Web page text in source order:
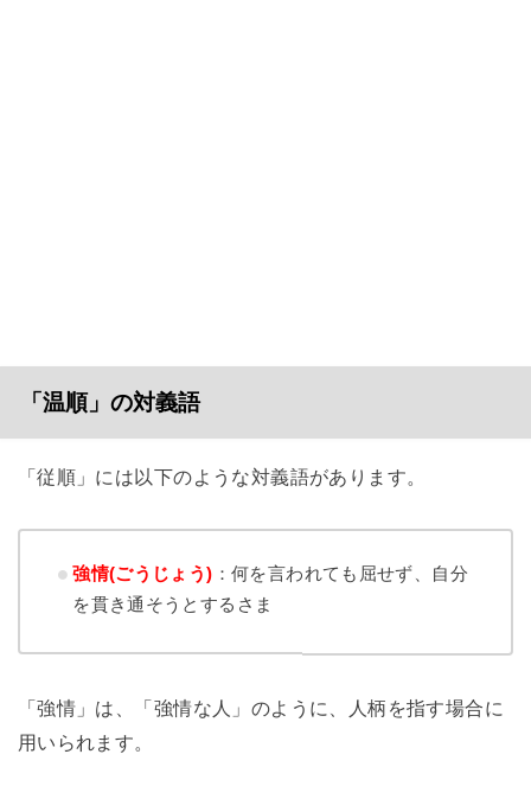
「温順」の対義語
「従順」には以下のような対義語があります。
強情(ごうじょう) ：何を言われても屈せず、自分
を貫き通そうとするさま
「強情」は、「強情な人」のように、人柄を指す場合に
用いられます。